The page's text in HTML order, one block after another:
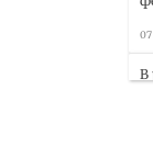
07
В